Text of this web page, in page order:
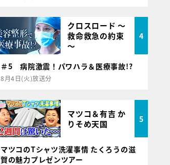
クロスロード ～
救命救急の約束
～
4
＃5 病院激震！パワハラ＆医療事故!?
8月4日(火)放送分
マツコ＆有吉 か
りそめ天国
5
マツコのTシャツ洗濯事情 たくろうの滋
賀の魅力プレゼンツアー